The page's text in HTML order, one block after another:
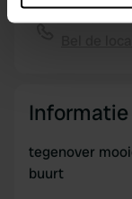
which can
and set your
We use cookies
provide social
Informatie
tegenover
buurt